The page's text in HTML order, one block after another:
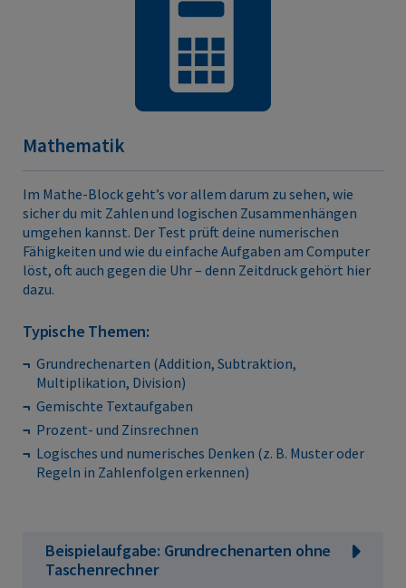
Mathematik
Im Mathe-Block geht’s vor allem darum zu sehen, wie
sicher du mit Zahlen und logischen Zusammenhängen
umgehen kannst. Der Test prüft deine numerischen
Fähigkeiten und wie du einfache Aufgaben am Computer
löst, oft auch gegen die Uhr – denn Zeitdruck gehört hier
dazu.
Typische Themen:
Grundrechenarten (Addition, Subtraktion,
Multiplikation, Division)
Gemischte Textaufgaben
Prozent- und Zinsrechnen
Logisches und numerisches Denken (z. B. Muster oder
Regeln in Zahlenfolgen erkennen)
Beispielaufgabe: Grundrechenarten ohne
Taschenrechner